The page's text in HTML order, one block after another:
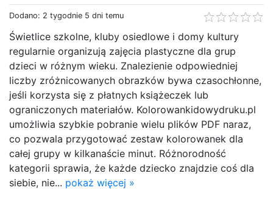
Dodano: 2 tygodnie 5 dni temu
Świetlice szkolne, kluby osiedlowe i domy kultury
regularnie organizują zajęcia plastyczne dla grup
dzieci w różnym wieku. Znalezienie odpowiedniej
liczby zróżnicowanych obrazków bywa czasochłonne,
jeśli korzysta się z płatnych książeczek lub
ograniczonych materiałów. Kolorowankidowydruku.pl
umożliwia szybkie pobranie wielu plików PDF naraz,
co pozwala przygotować zestaw kolorowanek dla
całej grupy w kilkanaście minut. Różnorodność
kategorii sprawia, że każde dziecko znajdzie coś dla
siebie, nie... pokaż więcej »